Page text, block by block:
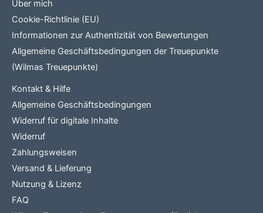
Über mich
Cookie-Richtlinie (EU)
Informationen zur Authentizität von Bewertungen
Allgemeine Geschäftsbedingungen der Treuepunkte
(Wilmas Treuepunkte)
Kontakt & Hilfe
Allgemeine Geschäftsbedingungen
Widerruf für digitale Inhalte
Widerruf
Zahlungsweisen
Versand & Lieferung
Nutzung & Lizenz
FAQ